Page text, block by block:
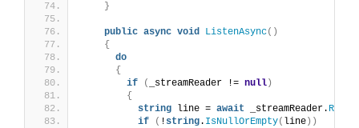
}
public async void ListenAsync()
{
do
{
if
( _streamReader != null )
{
string line = await _streamReader.
if
( ! string. IsNullOrEmpty( line ))